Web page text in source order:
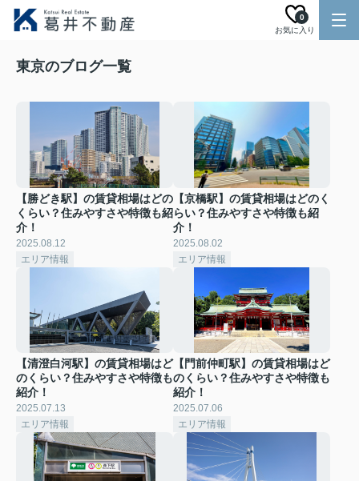
お気に入り
0
東京のブログ一覧
【勝どき駅】の賃貸相場はどの
くらい？住みやすさや特徴も紹
介！
2025.08.12
エリア情報
【京橋駅】の賃貸相場はどのく
らい？住みやすさや特徴も紹
介！
2025.08.02
エリア情報
【清澄白河駅】の賃貸相場はど
のくらい？住みやすさや特徴も
紹介！
2025.07.13
エリア情報
【門前仲町駅】の賃貸相場はど
のくらい？住みやすさや特徴も
紹介！
2025.07.06
エリア情報